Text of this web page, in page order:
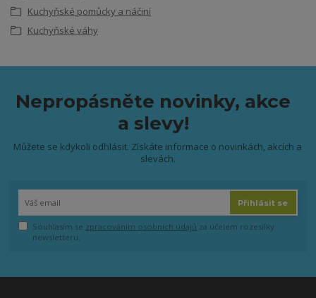
Kuchyňské pomůcky a náčiní
Kuchyňské váhy
Nepropásněte novinky, akce
a slevy!
Můžete se kdykoli odhlásit. Získáte informace o novinkách, akcích a
slevách.
Přihlásit se
Souhlasím se zpracováním osobních údajů za účelem rozesílky
newsletteru.